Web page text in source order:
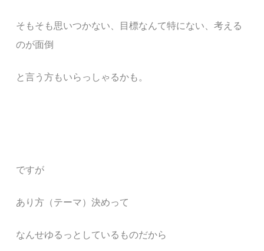
そもそも思いつかない、目標なんて特にない、考える
のが面倒
と言う方もいらっしゃるかも。
ですが
あり方（テーマ）決めって
なんせゆるっとしているものだから